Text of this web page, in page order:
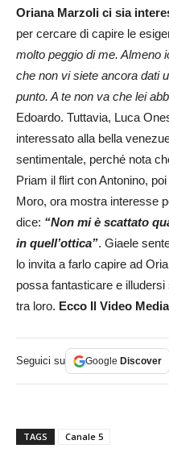
Oriana Marzoli ci sia
per cercare di capire le
molto peggio di me. Almeno
che non vi siete ancora dati
punto. A te non va che lei
Edoardo. Tuttavia, Luca
interessato alla bella
sentimentale, perché nota
Priam il flirt con Antonino,
Moro, ora mostra interesse
dice: “Non mi è scattato
in quell’ottica”. Giaele
lo invita a farlo capire ad
possa fantasticare e
tra loro. Ecco Il Video
Seguici su Google Discover
TAGS Canale 5